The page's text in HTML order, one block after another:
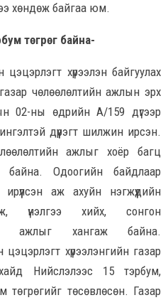
хөндөж байгаа юм.
төгрөг байна-
хүрээлэн байгуулах
газар чөлөөлөлтийн ажлын эрх
02-ны өдрийн А/159 дүгээр
дүүрэгт шилжин ирсэн.
ажлыг хоёр багц
Одоогийн байдлаар
аж ахуйн нэгжүүдийн
үнэлгээ хийх, сонгон
ажлыг хангаж байна.
хүрээлэнгийн газар
Нийслэлээс 15 тэрбум,
төгрөгийг төсөвлөсөн. Газар